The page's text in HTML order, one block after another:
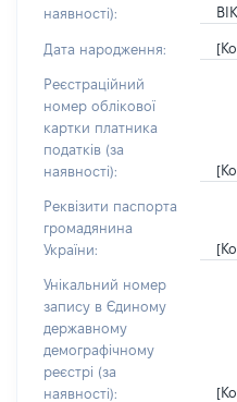
наявності):
Дата народження:
Реєстраційний
номер облікової
картки платника
податків (за
наявності):
Реквізити паспорта
громадянина
України:
Унікальний номер
запису в Єдиному
державному
демографічному
реєстрі (за
наявності):